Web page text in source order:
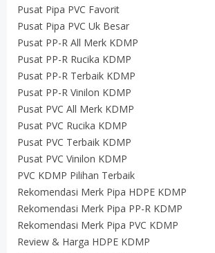
Pusat Pipa PVC Favorit
Pusat Pipa PVC Uk Besar
Pusat PP-R All Merk KDMP
Pusat PP-R Rucika KDMP
Pusat PP-R Terbaik KDMP
Pusat PP-R Vinilon KDMP
Pusat PVC All Merk KDMP
Pusat PVC Rucika KDMP
Pusat PVC Terbaik KDMP
Pusat PVC Vinilon KDMP
PVC KDMP Pilihan Terbaik
Rekomendasi Merk Pipa HDPE KDMP
Rekomendasi Merk Pipa PP-R KDMP
Rekomendasi Merk Pipa PVC KDMP
Review & Harga HDPE KDMP